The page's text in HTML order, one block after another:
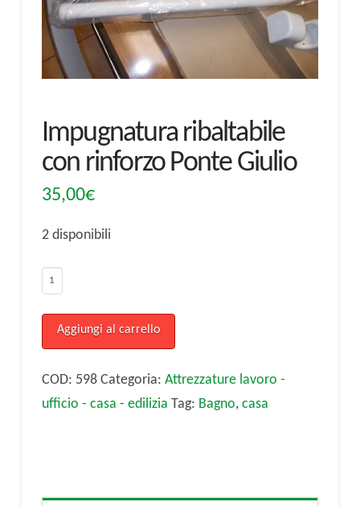
Impugnatura ribaltabile
con rinforzo Ponte Giulio
35,00€
2 disponibili
Impugnatura
con
rinforzo
Ponte
Giulio
Aggiungi al carrello
COD: 598 Categoria: Attrezzature lavoro -
ufficio - casa - edilizia Tag: Bagno, casa